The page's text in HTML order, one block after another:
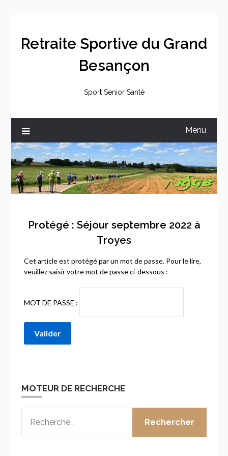
Retraite Sportive du Grand
Besançon
Sport Senior Santé
Menu
Protégé : Séjour septembre 2022 à
Troyes
Cet article est protégé par un mot de passe. Pour le lire,
veuillez saisir votre mot de passe ci-dessous :
MOT DE PASSE :
MOTEUR DE RECHERCHE